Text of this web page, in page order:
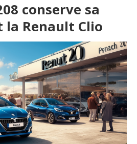
conserve sa
la Renault Clio